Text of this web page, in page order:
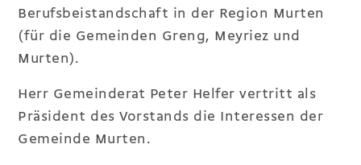
Berufsbeistandschaft in der Region Murten
(für die Gemeinden Greng, Meyriez und
Murten).
Herr Gemeinderat Peter Helfer vertritt als
Präsident des Vorstands die Interessen der
Gemeinde Murten.